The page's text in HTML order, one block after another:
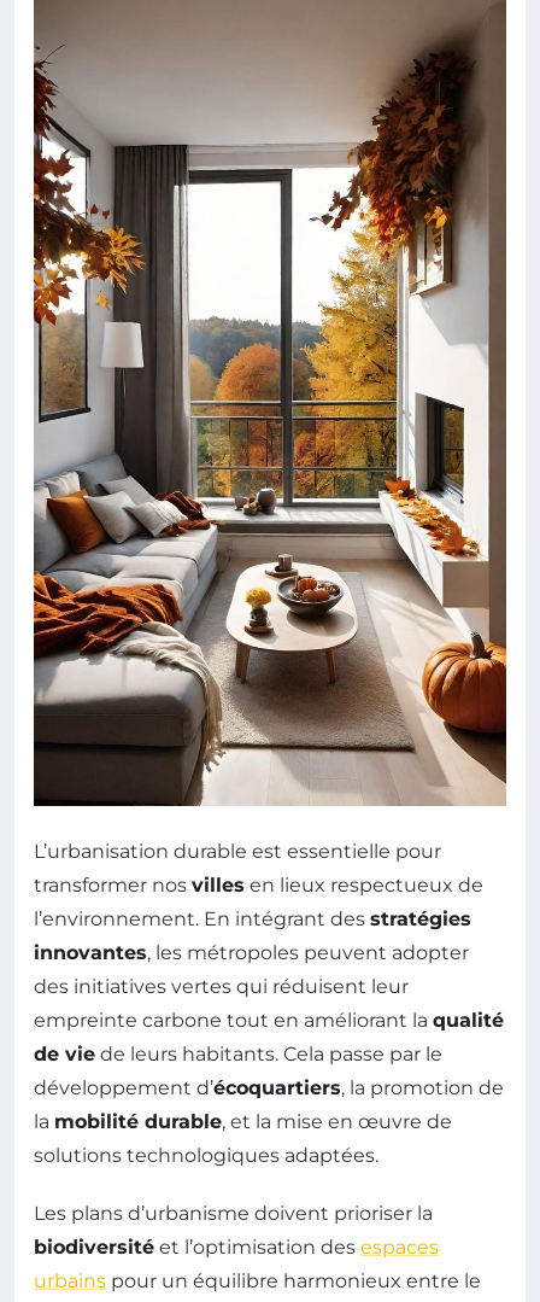
L’urbanisation durable est essentielle pour
transformer nos villes en lieux respectueux de
l’environnement. En intégrant des stratégies
innovantes, les métropoles peuvent adopter
des initiatives vertes qui réduisent leur
empreinte carbone tout en améliorant la qualité
de vie de leurs habitants. Cela passe par le
développement d’écoquartiers, la promotion de
la mobilité durable, et la mise en œuvre de
solutions technologiques adaptées.
Les plans d’urbanisme doivent prioriser la
biodiversité et l’optimisation des espaces
urbains pour un équilibre harmonieux entre le